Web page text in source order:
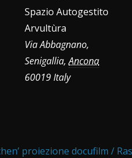
Spazio Autogestito
Arvultùra
Via Abbagnano,
Senigallia, Ancona
60019Italy
proiezione docufilm /